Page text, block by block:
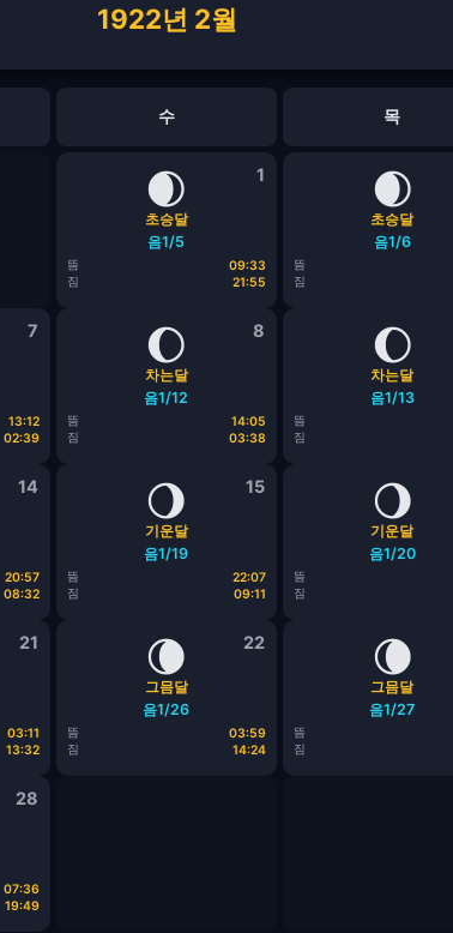
1922년 2월
수 목
1
🌒
초승달
음1/5
뜸
09:33
짐
21:55
🌒
초승달
음1/6
뜸
짐
7
13:12
02:39
8
🌔
차는달
음1/12
뜸
14:05
짐
03:38
🌔
차는달
음1/13
뜸
짐
14
20:57
08:32
15
🌖
기운달
음1/19
뜸
22:07
짐
09:11
🌖
기운달
음1/20
뜸
짐
21
03:11
13:32
22
🌘
그믐달
음1/26
뜸
03:59
짐
14:24
🌘
그믐달
음1/27
뜸
짐
28
07:36
19:49